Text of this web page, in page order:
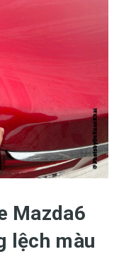
Mazda6
lệch màu